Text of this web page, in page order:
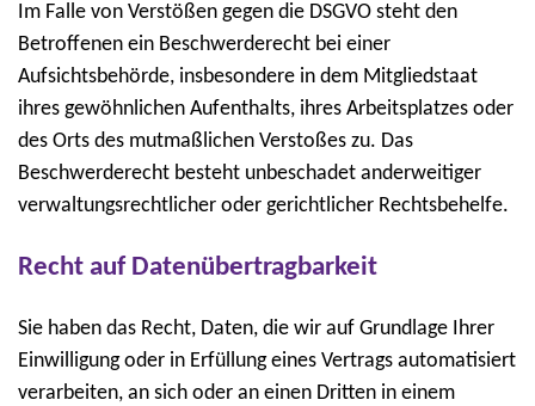
Im Falle von Verstößen gegen die DSGVO steht den
Betroffenen ein Beschwerderecht bei einer
Aufsichtsbehörde, insbesondere in dem Mitgliedstaat
ihres gewöhnlichen Aufenthalts, ihres Arbeitsplatzes oder
des Orts des mutmaßlichen Verstoßes zu. Das
Beschwerderecht besteht unbeschadet anderweitiger
verwaltungsrechtlicher oder gerichtlicher Rechtsbehelfe.
Recht auf Datenübertragbarkeit
Sie haben das Recht, Daten, die wir auf Grundlage Ihrer
Einwilligung oder in Erfüllung eines Vertrags automatisiert
verarbeiten, an sich oder an einen Dritten in einem